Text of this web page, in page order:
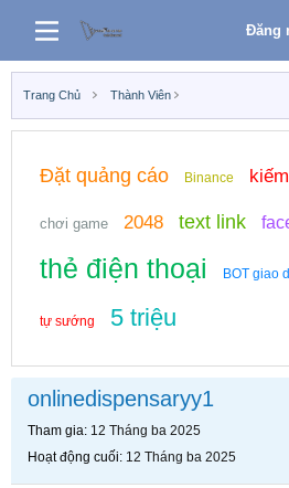
Đăng
Trang Chủ Thành Viên
Đặt quảng cáo Binance
chơi game 2048 text link
thẻ điện thoại BOT giao
tự sướng 5 triệu
onlinedispensaryy1
Tham gia 12 Tháng ba 2025
Hoạt động cuối 12 Tháng ba 2025